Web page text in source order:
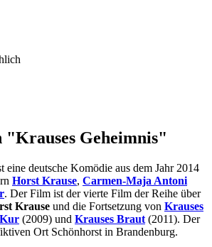
"Krauses Geheimnis"
eine deutsche Komödie aus dem Jahr 2014
Horst Krause, Carmen-Maja Antoni
. Der Film ist der vierte Film der Reihe über
Krause und die Fortsetzung von Krauses
(2009) und Krauses Braut (2011). Der
Ort Schönhorst in Brandenburg.